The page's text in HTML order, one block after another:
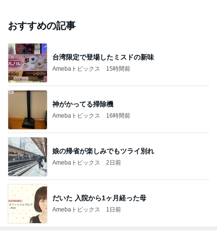
おすすめの記事
台湾限定で登場したミスドの新味
Amebaトピックス 15時間前
神がかってる掃除機
Amebaトピックス 16時間前
娘の帰省が楽しみでもツライ別れ
Amebaトピックス 2日前
だいた 入院から1ヶ月経った母
Amebaトピックス 1日前